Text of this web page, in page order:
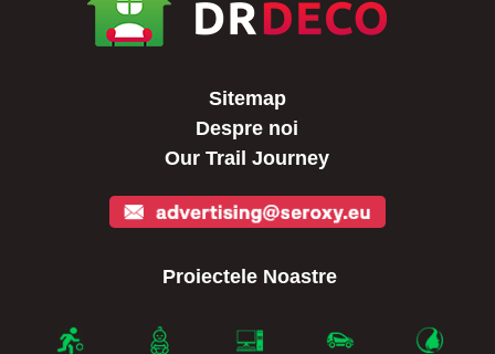
Sitemap
Despre noi
Our Trail Journey
Proiectele Noastre